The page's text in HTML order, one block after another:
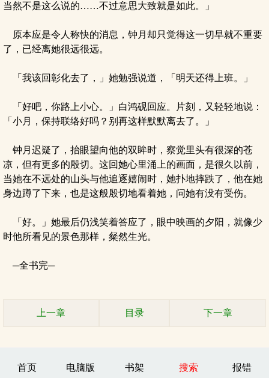
当然不是这么说的……不过意思大致就是如此。」
原本应是令人称快的消息，钟月却只觉得这一切早就不重要
了，已经离她很远很远。
「我该回彰化去了，」她勉强说道，「明天还得上班。」
「好吧，你路上小心。」白鸿砚回应。片刻，又轻轻地说：
「小月，保持联络好吗？别再这样默默离去了。」
钟月迟疑了，抬眼望向他的双眸时，察觉里头有很深的苍
凉，但有更多的殷切。这回她心里涌上的画面，是很久以前，
当她在不远处的山头与他追逐嬉闹时，她扑地摔跌了，他在她
身边蹲了下来，也是这般殷切地看着她，问她有没有受伤。
「好。」她最后仍浅笑着答应了，眼中映画的夕阳，就像少
时他所看见的景色那样，粲然生光。
─全书完─
上一章 目录 下一章
首页 电脑版 书架 搜索 报错